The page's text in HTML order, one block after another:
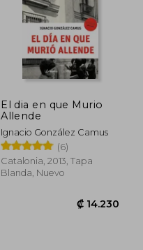
El dia en que Murio
Allende
Ignacio González Camus
(6)
Catalonia, 2013, Tapa
Blanda, Nuevo